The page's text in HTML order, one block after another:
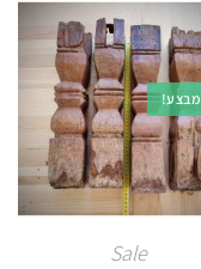
מבצע!
Sale